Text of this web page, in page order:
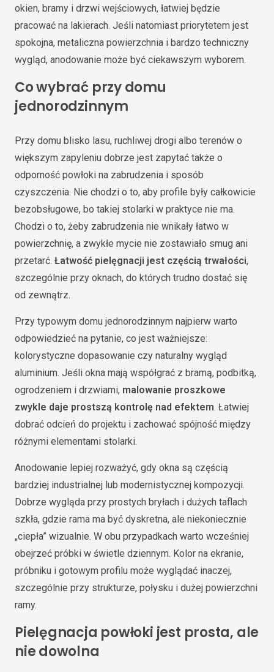
okien, bramy i drzwi wejściowych, łatwiej będzie
pracować na lakierach. Jeśli natomiast priorytetem jest
spokojna, metaliczna powierzchnia i bardzo techniczny
wygląd, anodowanie może być ciekawszym wyborem.
Co wybrać przy domu
jednorodzinnym
Przy domu blisko lasu, ruchliwej drogi albo terenów o
większym zapyleniu dobrze jest zapytać także o
odporność powłoki na zabrudzenia i sposób
czyszczenia. Nie chodzi o to, aby profile były całkowicie
bezobsługowe, bo takiej stolarki w praktyce nie ma.
Chodzi o to, żeby zabrudzenia nie wnikały łatwo w
powierzchnię, a zwykłe mycie nie zostawiało smug ani
przetarć. Łatwość pielęgnacji jest częścią trwałości,
szczególnie przy oknach, do których trudno dostać się
od zewnątrz.
Przy typowym domu jednorodzinnym najpierw warto
odpowiedzieć na pytanie, co jest ważniejsze:
kolorystyczne dopasowanie czy naturalny wygląd
aluminium. Jeśli okna mają współgrać z bramą, podbitką,
ogrodzeniem i drzwiami, malowanie proszkowe
zwykle daje prostszą kontrolę nad efektem. Łatwiej
dobrać odcień do projektu i zachować spójność między
różnymi elementami stolarki.
Anodowanie lepiej rozważyć, gdy okna są częścią
bardziej industrialnej lub modernistycznej kompozycji.
Dobrze wygląda przy prostych bryłach i dużych taflach
szkła, gdzie rama ma być dyskretna, ale niekoniecznie
„ciepła” wizualnie. W obu przypadkach warto wcześniej
obejrzeć próbki w świetle dziennym. Kolor na ekranie,
próbniku i gotowym profilu może wyglądać inaczej,
szczególnie przy strukturze, połysku i dużej powierzchni
ramy.
Pielęgnacja powłoki jest prosta, ale
nie dowolna